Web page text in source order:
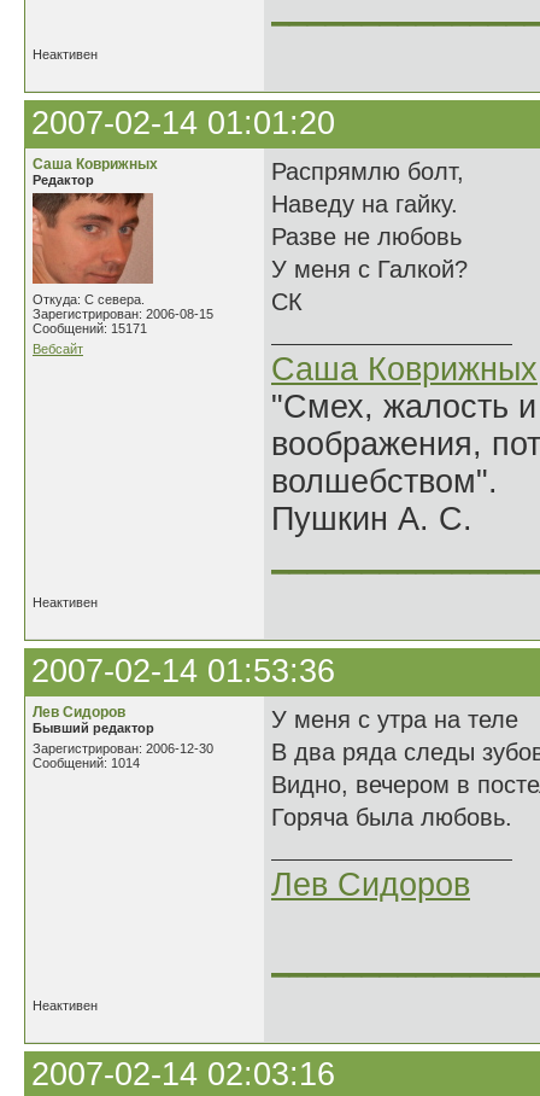
Неактивен
2007-02-14 01:01:20
Саша Коврижных
Редактор
Откуда: С севера.
Зарегистрирован: 2006-08-15
Сообщений: 15171
Вебсайт
Распрямлю болт,
Наведу на гайку.
Разве не любовь
У меня с Галкой?
СК
Саша Коврижных
"Смех, жалость
воображения,
волшебством".
Пушкин А. С.
Неактивен
2007-02-14 01:53:36
Лев Сидоров
Бывший редактор
Зарегистрирован: 2006-12-30
Сообщений: 1014
У меня с утра на теле
В два ряда следы
Видно, вечером в
Горяча была любовь.
Лев Сидоров
Неактивен
2007-02-14 02:03:16